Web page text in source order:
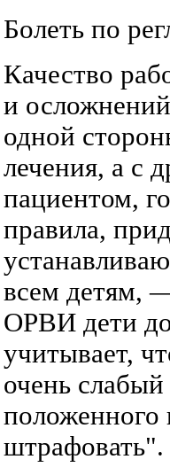
Болеть по
Качество
и
одной
лечения, а с
пациентом,
правила,
всем детям,
ОРВИ дети
учитывает,
очень
положенного
штрафовать".